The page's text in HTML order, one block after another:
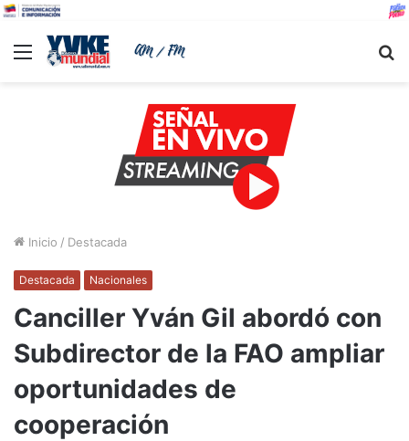
Menu
Inicio / Destacada
Destacada Nacionales
Canciller Yván Gil abordó con
Subdirector de la FAO ampliar
oportunidades de
cooperación